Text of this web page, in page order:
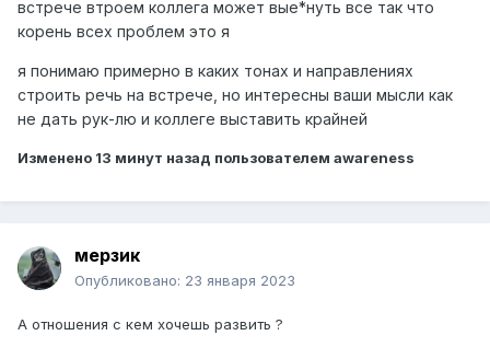
встрече втроем коллега может вые*нуть все так что
корень всех проблем это я
я понимаю примерно в каких тонах и направлениях
строить речь на встрече, но интересны ваши мысли как
не дать рук-лю и коллеге выставить крайней
Изменено 13 минут назад пользователем awareness
мерзик
Опубликовано: 23 января 2023
А отношения с кем хочешь развить ?